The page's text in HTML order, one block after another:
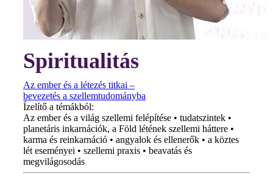
Spiritualitás
Az ember és a létezés titkai –
bevezetés a szellemtudományba
Ízelítő a témákból:
Az ember és a világ szellemi felépítése • tudatszintek •
planetáris inkarnációk, a Föld létének szellemi háttere •
karma és reinkarnáció • angyalok és ellenerők • a köztes
lét eseményei • szellemi praxis • beavatás és
megvilágosodás